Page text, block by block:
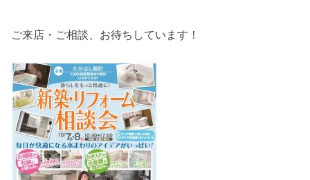
ご来店・ご相談、お待ちしています！